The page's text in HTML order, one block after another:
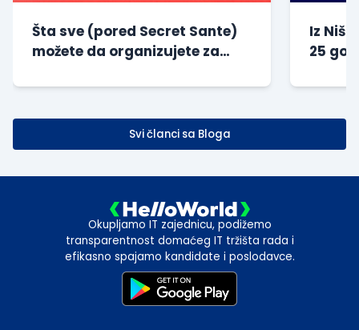
Šta sve (pored Secret Sante)
možete da organizujete za
Iz
25
Svi članci sa Bloga
Okupljamo IT zajednicu, podižemo
transparentnost domaćeg IT tržišta rada i
efikasno spajamo kandidate i poslodavce.